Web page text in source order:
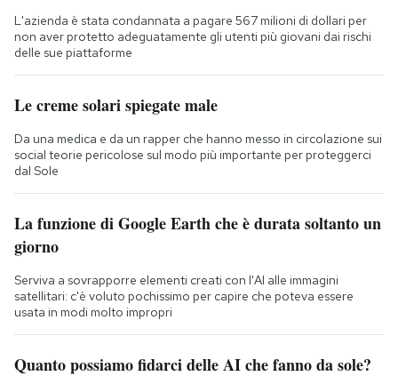
L'azienda è stata condannata a pagare 567 milioni di dollari per
non aver protetto adeguatamente gli utenti più giovani dai rischi
delle sue piattaforme
Le creme solari spiegate male
Da una medica e da un rapper che hanno messo in circolazione sui
social teorie pericolose sul modo più importante per proteggerci
dal Sole
La funzione di Google Earth che è durata soltanto un
giorno
Serviva a sovrapporre elementi creati con l'AI alle immagini
satellitari: c'è voluto pochissimo per capire che poteva essere
usata in modi molto impropri
Quanto possiamo fidarci delle AI che fanno da sole?